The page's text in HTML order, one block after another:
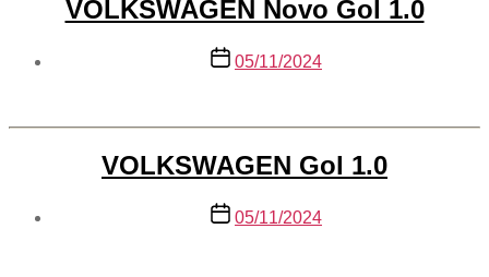
VOLKSWAGEN Novo Gol 1.0
Data05/11/2024
VOLKSWAGEN Gol 1.0
Data05/11/2024